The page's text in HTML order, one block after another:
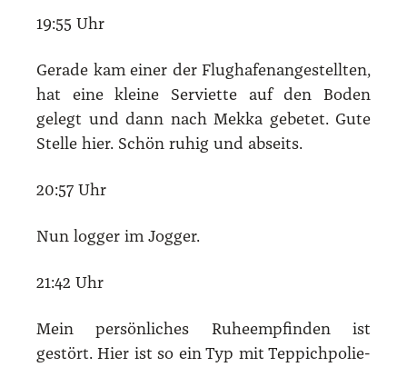
19:55 Uhr
Gera­de kam einer der Flug­ha­fen­an­ge­stell­ten,
hat eine klei­ne Ser­vi­et­te auf den Boden
gelegt und dann nach Mek­ka gebe­tet. Gute
Stel­le hier. Schön ruhig und abseits.
20:57 Uhr
Nun log­ger im Jog­ger.
21:42 Uhr
Mein per­sön­li­ches Ruhe­emp­fin­den ist
gestört. Hier ist so ein Typ mit Tep­pich­po­lie­